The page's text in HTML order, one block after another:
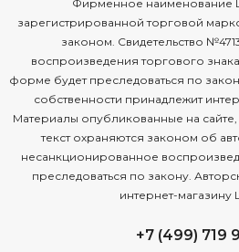
Фирменное наименование
зарегистрированной торговой
законом. Свидетельство
воспроизведения торгового
форме будет преследоваться по
собственности принадлежит
Материалы опубликованные на
текст охраняются законом об
несанкционированное
преследоваться по закону.
интернет-магазину
+7 (499) 719